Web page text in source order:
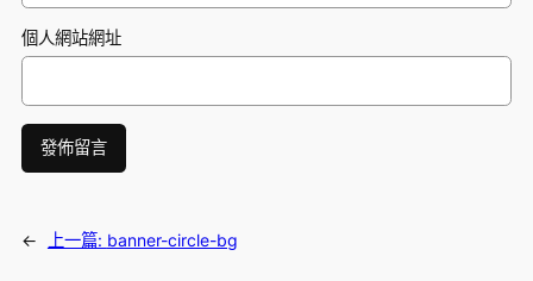
個人網站網址
← 上一篇: banner-circle-bg